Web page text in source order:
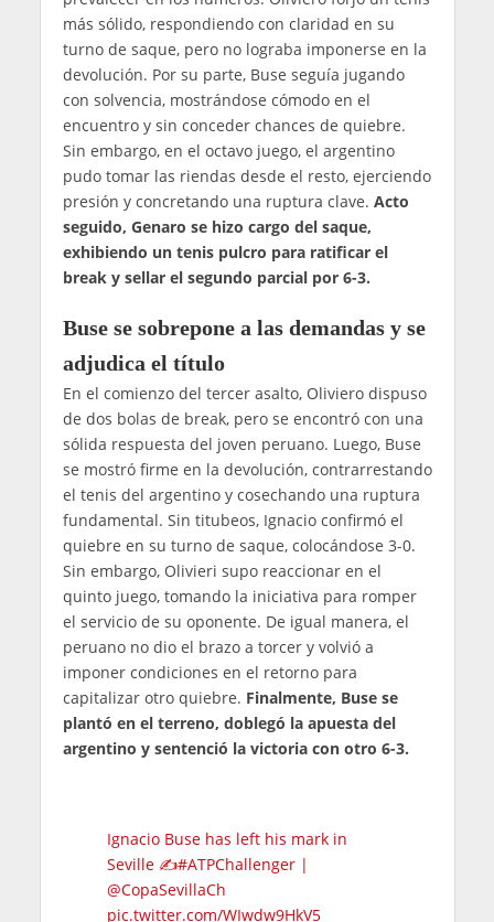
más sólido, respondiendo con claridad en su
turno de saque, pero no lograba imponerse en la
devolución. Por su parte, Buse seguía jugando
con solvencia, mostrándose cómodo en el
encuentro y sin conceder chances de quiebre.
Sin embargo, en el octavo juego, el argentino
pudo tomar las riendas desde el resto, ejerciendo
presión y concretando una ruptura clave. Acto
seguido, Genaro se hizo cargo del saque,
exhibiendo un tenis pulcro para ratificar el
break y sellar el segundo parcial por 6-3.
Buse se sobrepone a las demandas y se
adjudica el título
En el comienzo del tercer asalto, Oliviero dispuso
de dos bolas de break, pero se encontró con una
sólida respuesta del joven peruano. Luego, Buse
se mostró firme en la devolución, contrarrestando
el tenis del argentino y cosechando una ruptura
fundamental. Sin titubeos, Ignacio confirmó el
quiebre en su turno de saque, colocándose 3-0.
Sin embargo, Olivieri supo reaccionar en el
quinto juego, tomando la iniciativa para romper
el servicio de su oponente. De igual manera, el
peruano no dio el brazo a torcer y volvió a
imponer condiciones en el retorno para
capitalizar otro quiebre. Finalmente, Buse se
plantó en el terreno, doblegó la apuesta del
argentino y sentenció la victoria con otro 6-3.
Ignacio Buse has left his mark in
Seville ✍️#ATPChallenger|
@CopaSevillaCh
pic.twitter.com/WIwdw9HkV5